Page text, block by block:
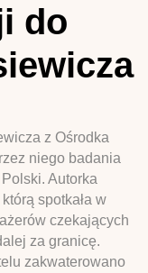
do
z Ośrodka
niego badania
Autorka
spotkała w
czekających
za granicę.
zakwaterowano